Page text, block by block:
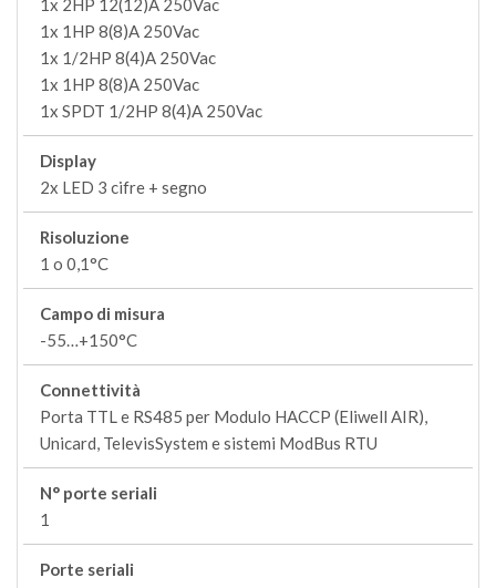
1x 2HP 12(12)A 250Vac
1x 1HP 8(8)A 250Vac
1x 1/2HP 8(4)A 250Vac
1x 1HP 8(8)A 250Vac
1x SPDT 1/2HP 8(4)A 250Vac
Display
2x LED 3 cifre + segno
Risoluzione
1 o 0,1°C
Campo di misura
-55…+150°C
Connettività
Porta TTL e RS485 per Modulo HACCP (Eliwell AIR),
Unicard, TelevisSystem e sistemi ModBus RTU
N° porte seriali
1
Porte seriali